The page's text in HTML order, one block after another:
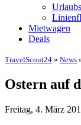
Mietwagen
Deals
TravelScout24 » News
Ostern auf
Freitag, 4. März